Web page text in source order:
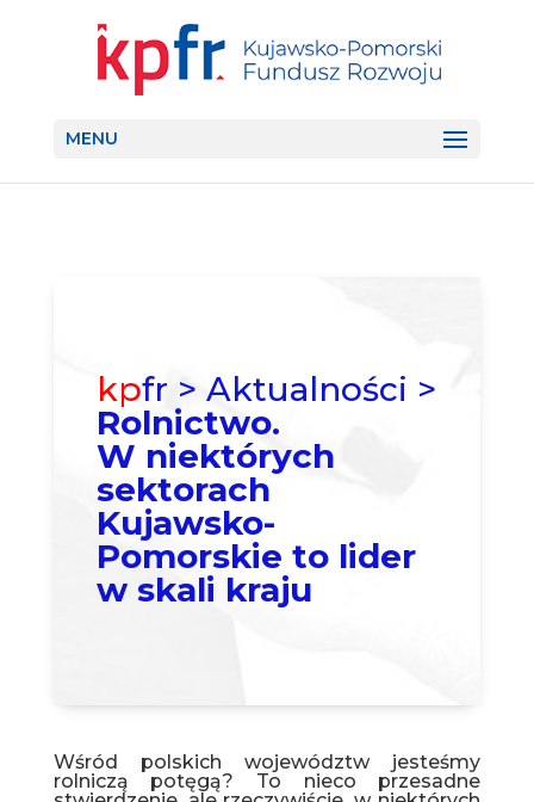
MENU
kpfr > Aktualności >
Rolnictwo.
W niektórych
sektorach
Kujawsko-
Pomorskie to lider
w skali kraju
Wśród polskich województw jesteśmy
rolniczą potęgą? To nieco przesadne